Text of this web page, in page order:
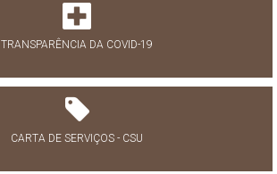
TRANSPARÊNCIA DA COVID-19
CARTA DE SERVIÇOS - CSU